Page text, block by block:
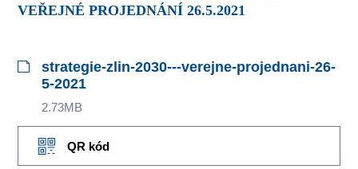
VEŘEJNÉ PROJEDNÁNÍ 26.5.2021
strategie-zlin-2030---verejne-projednani-26-
5-2021
2.73MB
QR kód